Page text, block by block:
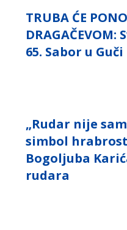
TRUBA ĆE
DRAGAČEVOM:
65. Sabor u Guči
„Rudar nije
simbol
Bogoljuba
rudara